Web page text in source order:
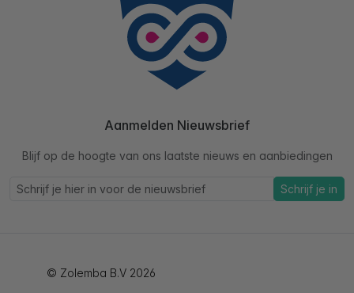
Aanmelden Nieuwsbrief
Blijf op de hoogte van ons laatste nieuws en aanbiedingen
Schrijf je in
© Zolemba B.V 2026